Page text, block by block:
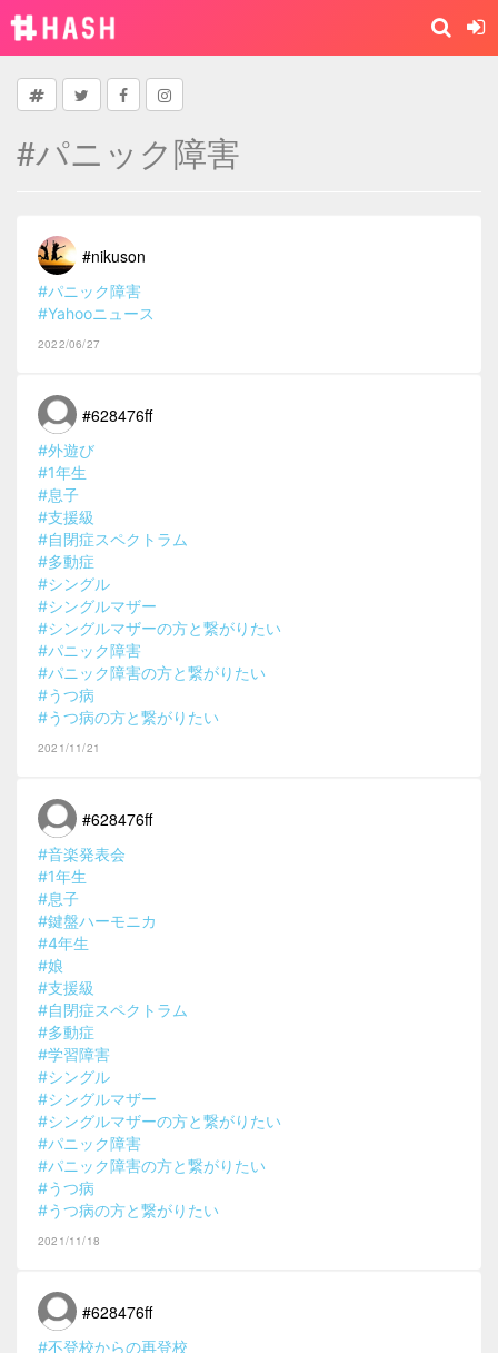
#パニック障害
#nikuson
#パニック障害
#Yahooニュース
2022/06/27
#628476ff
#外遊び
#1年生
#息子
#支援級
#自閉症スペクトラム
#多動症
#シングル
#シングルマザー
#シングルマザーの方と繋がりたい
#パニック障害
#パニック障害の方と繋がりたい
#うつ病
#うつ病の方と繋がりたい
2021/11/21
#628476ff
#音楽発表会
#1年生
#息子
#鍵盤ハーモニカ
#4年生
#娘
#支援級
#自閉症スペクトラム
#多動症
#学習障害
#シングル
#シングルマザー
#シングルマザーの方と繋がりたい
#パニック障害
#パニック障害の方と繋がりたい
#うつ病
#うつ病の方と繋がりたい
2021/11/18
#628476ff
#不登校からの再登校